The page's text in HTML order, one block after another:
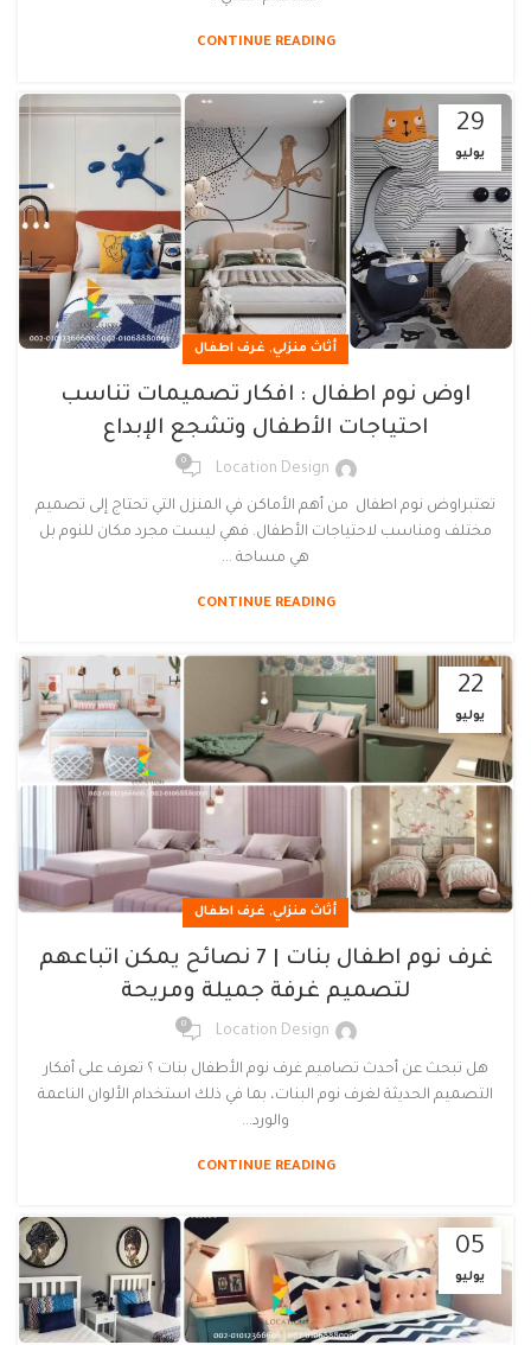
CONTINUE READING
29
يوليو
أثاث منزلي, غرف اطفال
اوض نوم اطفال : افكار تصميمات تناسب
احتياجات الأطفال وتشجع الإبداع
Location Design
0
تعتبراوض نوم اطفال من أهم الأماكن في المنزل التي تحتاج إلى تصميم
مختلف ومناسب لاحتياجات الأطفال. فهي ليست مجرد مكان للنوم بل
هي مساحة ...
CONTINUE READING
22
يوليو
أثاث منزلي, غرف اطفال
غرف نوم اطفال بنات | 7 نصائح يمكن اتباعهم
لتصميم غرفة جميلة ومريحة
Location Design
0
هل تبحث عن أحدث تصاميم غرف نوم الأطفال بنات ؟ تعرف على أفكار
التصميم الحديثة لغرف نوم البنات، بما في ذلك استخدام الألوان الناعمة
والورد...
CONTINUE READING
05
يوليو